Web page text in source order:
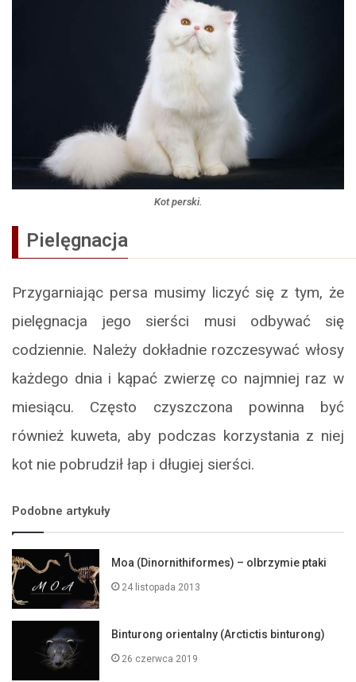
Kot perski.
Pielęgnacja
Przygarniając persa musimy liczyć się z tym, że
pielęgnacja jego sierści musi odbywać się
codziennie. Należy dokładnie rozczesywać włosy
każdego dnia i kąpać zwierzę co najmniej raz w
miesiącu. Często czyszczona powinna być
również kuweta, aby podczas korzystania z niej
kot nie pobrudził łap i długiej sierści.
Podobne artykuły
Moa (Dinornithiformes) – olbrzymie ptaki
24 listopada 2013
Binturong orientalny (Arctictis binturong)
26 czerwca 2019